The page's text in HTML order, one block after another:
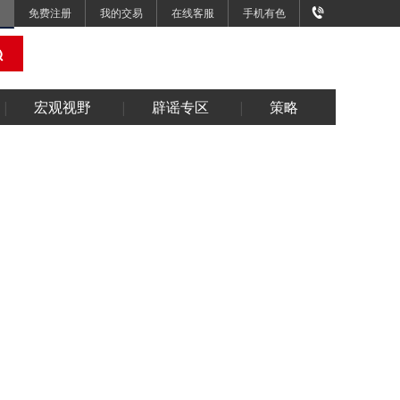
免费注册 我的交易 在线客服 手机有色
宏观视野 辟谣专区 策略